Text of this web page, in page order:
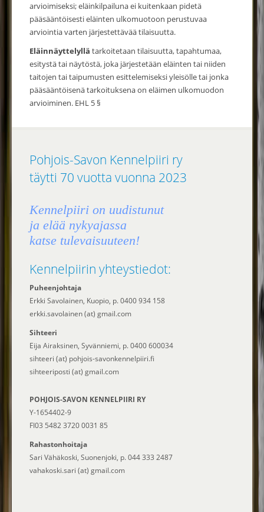
arvioimiseksi; eläinkilpailuna ei kuitenkaan pidetä
pääsääntöisesti eläinten ulkomuotoon perustuvaa
arviointia varten järjestettävää tilaisuutta.
Eläinnäyttelyllä tarkoite­taan tilaisuutta, tapahtumaa,
esitystä tai näytöstä, joka järjestetään eläinten tai niiden
taitojen tai taipumusten esittelemiseksi yleisölle tai jonka
pääsääntöisenä tarkoituksena on eläimen ulkomuodon
arvioiminen. EHL 5 §
Pohjois-Savon Kennelpiiri ry
täytti 70 vuotta vuonna 2023
Kennelpiiri on uudistunut
ja elää nykyajassa
katse tulevaisuuteen!
Kennelpiirin yhteystiedot:
Puheenjohtaja
Erkki Savolainen, Kuopio, p. 0400 934 158
erkki.savolainen (at) gmail.com
Sihteeri
Eija Airaksinen, Syvänniemi, p. 0400 600034
sihteeri (at) pohjois-savonkennelpiiri.fi
sihteeriposti (at) gmail.com
POHJOIS-SAVON KENNELPIIRI RY
Y-1654402-9
FI03 5482 3720 0031 85
Rahastonhoitaja
Sari Vähäkoski, Suonenjoki, p. 044 333 2487
vahakoski.sari (at) gmail.com